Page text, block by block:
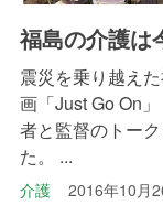
福島の介護
震災を乗り越え
画「Just Go On
者と監督のトー
た。 ...
介護 2016年10月